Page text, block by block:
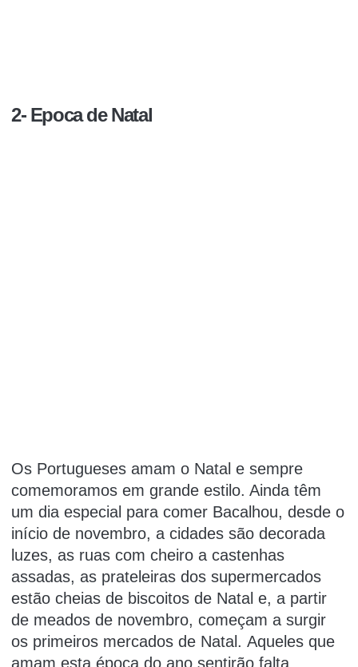
2- Epoca de Natal
Os Portugueses amam o Natal e sempre
comemoramos em grande estilo. Ainda têm
um dia especial para comer Bacalhou, desde o
início de novembro, a cidades são decorada
luzes, as ruas com cheiro a castenhas
assadas, as prateleiras dos supermercados
estão cheias de biscoitos de Natal e, a partir
de meados de novembro, começam a surgir
os primeiros mercados de Natal. Aqueles que
amam esta época do ano sentirão falta